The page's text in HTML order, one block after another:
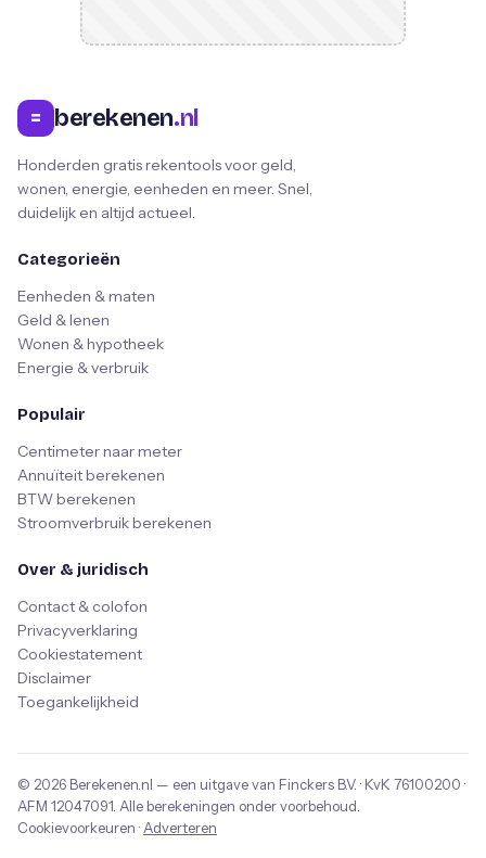
= berekenen.nl
Honderden gratis rekentools voor geld,
wonen, energie, eenheden en meer. Snel,
duidelijk en altijd actueel.
Categorieën
Eenheden & maten
Geld & lenen
Wonen & hypotheek
Energie & verbruik
Populair
Centimeter naar meter
Annuïteit berekenen
BTW berekenen
Stroomverbruik berekenen
Over & juridisch
Contact & colofon
Privacyverklaring
Cookiestatement
Disclaimer
Toegankelijkheid
© 2026 Berekenen.nl — een uitgave van Finckers B.V. · KvK 76100200 ·
AFM 12047091 . Alle berekeningen onder voorbehoud.
Cookievoorkeuren · Adverteren